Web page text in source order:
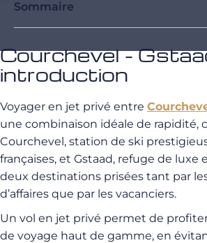
Sommaire
Courchevel -
introduction
Voyager en jet privé entre
une combinaison idéale de rapidité,
Courchevel, station de ski
françaises, et Gstaad, refuge de luxe
deux destinations prisées tant par
d’affaires que par les vacanciers.
Un vol en jet privé permet de
de voyage haut de gamme, en